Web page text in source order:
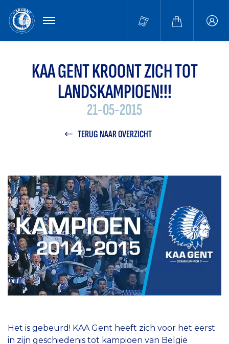
MENU
KAA GENT KROONT ZICH TOT
LANDSKAMPIOEN!!!
21-05-2015
TERUG NAAR OVERZICHT
Het is gebeurd! KAA Gent heeft zich voor het eerst
in zijn geschiedenis tot kampioen van België